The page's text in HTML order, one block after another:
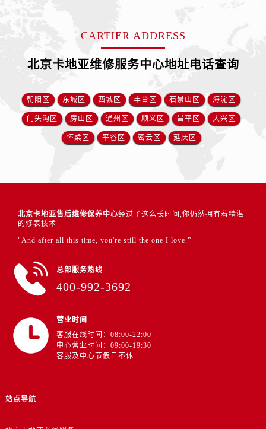
CARTIER ADDRESS
北京卡地亚维修服务中心地址电话查询
朝阳区 东城区 西城区 丰台区 石景山区 海淀区
门头沟区 房山区 通州区 顺义区 昌平区 大兴区
怀柔区 平谷区 密云区 延庆区
北京卡地亚售后维修保养中心经过了这么长时间,你仍然拥有着精湛
的修表技术
"And after all this time, you're still the one I love.”
总部服务热线
400-992-3692
营业时间
客服在线时间：08:00-22:00
中心营业时间：09:00-19:30
客服及中心节假日不休
站点导航